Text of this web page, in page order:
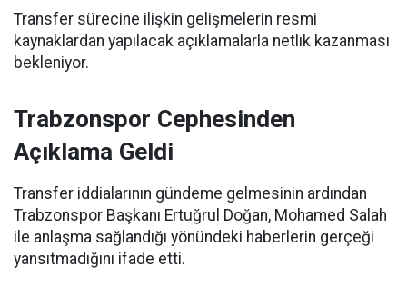
Transfer sürecine ilişkin gelişmelerin resmi
kaynaklardan yapılacak açıklamalarla netlik kazanması
bekleniyor.
Trabzonspor Cephesinden
Açıklama Geldi
Transfer iddialarının gündeme gelmesinin ardından
Trabzonspor Başkanı Ertuğrul Doğan, Mohamed Salah
ile anlaşma sağlandığı yönündeki haberlerin gerçeği
yansıtmadığını ifade etti.